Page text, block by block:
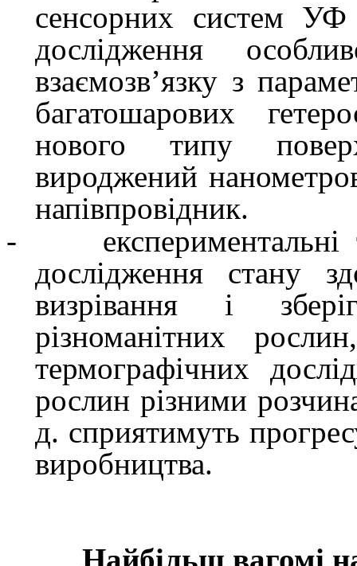
сенсорних систем
дослідження
взаємозв’язку з
багатошарових
нового типу
вироджений
напівпровідник.
-
дослідження стану
визрівання і
різноманітних
термографічних
рослин різними
д. сприятимуть
виробництва.